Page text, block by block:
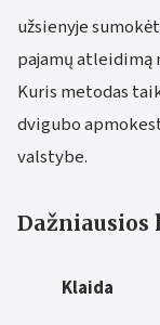
užsienyje
pajamų atleidimą
Kuris metodas
dvigubo
valstybe.
Dažniausios
Klaida